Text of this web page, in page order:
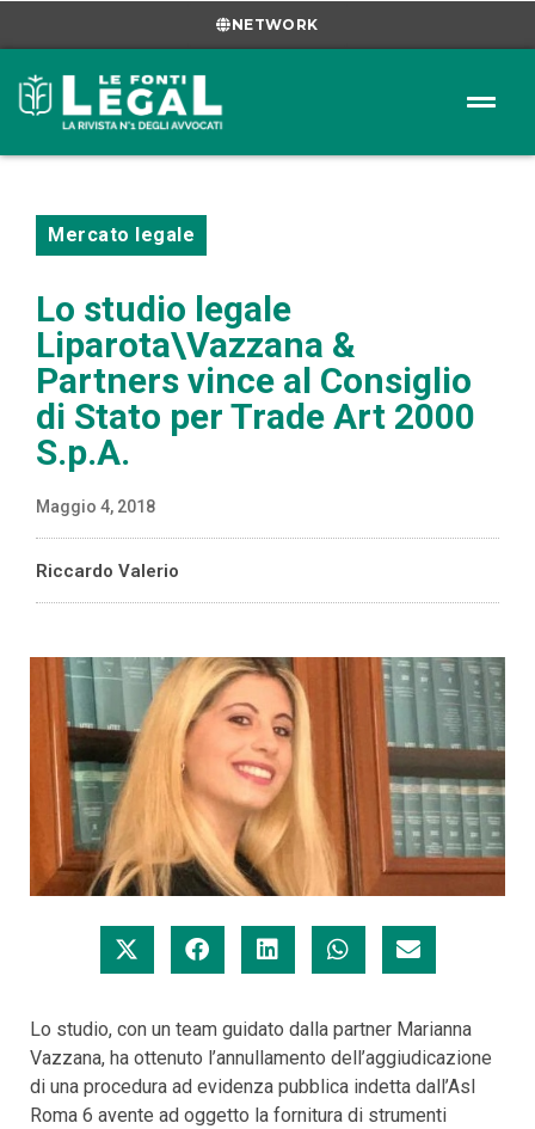
NETWORK
Mercato legale
Lo studio legale
Liparota\Vazzana &
Partners vince al Consiglio
di Stato per Trade Art 2000
S.p.A.
Maggio 4, 2018
Riccardo Valerio
Lo studio, con un team guidato dalla partner Marianna
Vazzana, ha ottenuto l’annullamento dell’aggiudicazione
di una procedura ad evidenza pubblica indetta dall’Asl
Roma 6 avente ad oggetto la fornitura di strumenti